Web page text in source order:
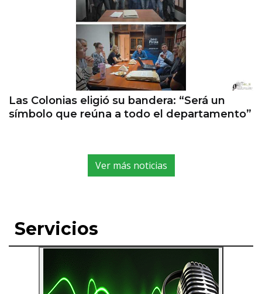
Las Colonias eligió su bandera: “Será un
símbolo que reúna a todo el departamento”
Ver más noticias
Servicios